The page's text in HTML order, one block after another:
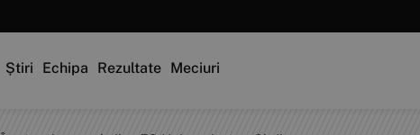
Știri Echipa Rezultate Meciuri